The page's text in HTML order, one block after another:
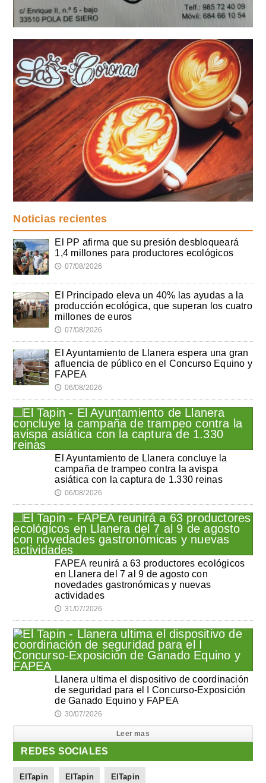
Noticias recientes
El PP afirma que su presión desbloqueará
1,4 millones para productores ecológicos
🕔 07/08/2026
El Principado eleva un 40% las ayudas a la
producción ecológica, que superan los cuatro
millones de euros
🕔 07/08/2026
El Ayuntamiento de Llanera espera una gran
afluencia de público en el Concurso Equino y
FAPEA
🕔 06/08/2026
El Ayuntamiento de Llanera concluye la
campaña de trampeo contra la avispa
asiática con la captura de 1.330 reinas
🕔 06/08/2026
FAPEA reunirá a 63 productores ecológicos
en Llanera del 7 al 9 de agosto con
novedades gastronómicas y nuevas
actividades
🕔 31/07/2026
Llanera ultima el dispositivo de coordinación
de seguridad para el I Concurso-Exposición
de Ganado Equino y FAPEA
🕔 30/07/2026
Leer mas
REDES SOCIALES
ElTapin ElTapin ElTapin